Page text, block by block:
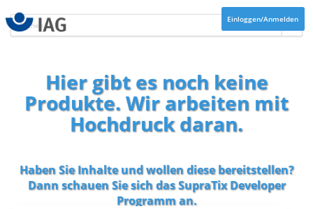
Einloggen/Anmelden
Hier gibt es noch keine
Produkte. Wir arbeiten mit
Hochdruck daran.
Haben Sie Inhalte und wollen diese bereitstellen?
Dann schauen Sie sich dasSupraTix Developer
Programman.